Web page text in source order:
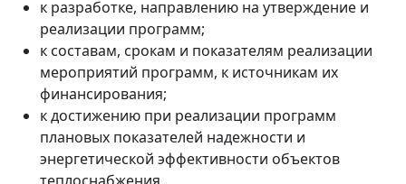
к разработке, направлению на утверждение и
реализации программ;
к составам, срокам и показателям реализации
мероприятий программ, к источникам их
финансирования;
к достижению при реализации программ
плановых показателей надежности и
энергетической эффективности объектов